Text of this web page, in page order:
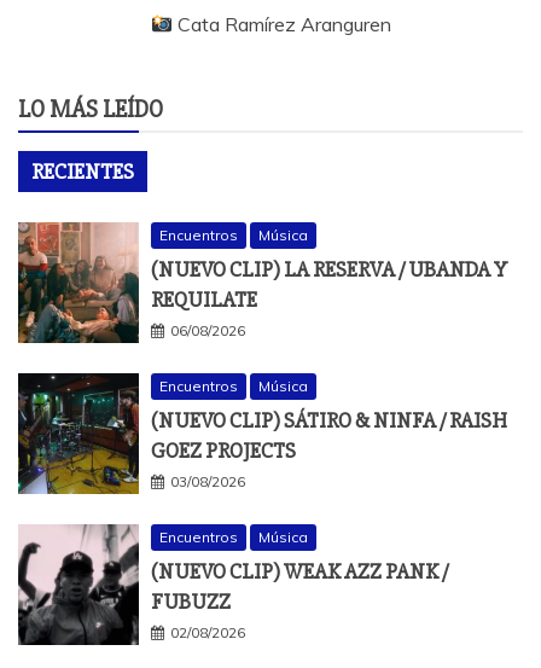
Cata Ramírez Aranguren
LO MÁS LEÍDO
RECIENTES
Encuentros Música
(NUEVO CLIP) LA RESERVA / UBANDA Y
REQUILATE
06/08/2026
Encuentros Música
(NUEVO CLIP) SÁTIRO & NINFA / RAISH
GOEZ PROJECTS
03/08/2026
Encuentros Música
(NUEVO CLIP) WEAK AZZ PANK /
FUBUZZ
02/08/2026